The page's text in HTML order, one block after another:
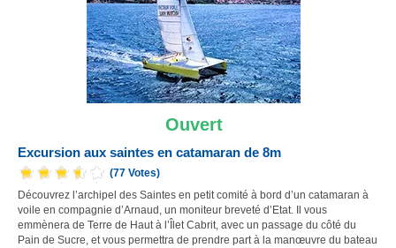
Ouvert
Excursion aux saintes en catamaran de 8m
(77 Votes)
Découvrez l’archipel des Saintes en petit comité à bord d’un catamaran à
voile en compagnie d’Arnaud, un moniteur breveté d’Etat. Il vous
emmènera de Terre de Haut à l’Îlet Cabrit, avec un passage du côté du
Pain de Sucre, et vous permettra de prendre part à la manœuvre du bateau